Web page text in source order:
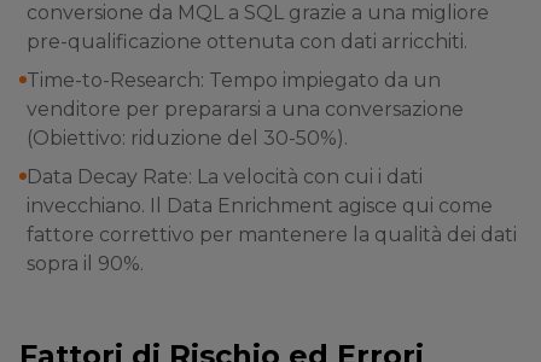
conversione da MQL a SQL grazie a una migliore
pre-qualificazione ottenuta con dati arricchiti.
Time-to-Research: Tempo impiegato da un
venditore per prepararsi a una conversazione
(Obiettivo: riduzione del 30-50%).
Data Decay Rate: La velocità con cui i dati
invecchiano. Il Data Enrichment agisce qui come
fattore correttivo per mantenere la qualità dei dati
sopra il 90%.